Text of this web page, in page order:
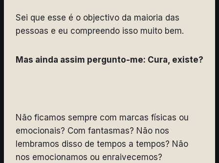
Sei que esse é o objectivo da maioria das
pessoas e eu compreendo isso muito bem.
Mas ainda assim pergunto-me: Cura, existe?
Não ficamos sempre com marcas físicas ou
emocionais? Com fantasmas? Não nos
lembramos disso de tempos a tempos? Não
nos emocionamos ou enraivecemos?